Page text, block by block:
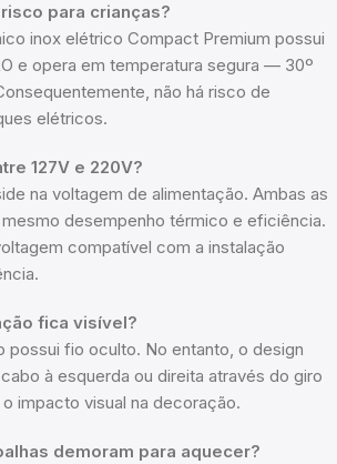
para crianças?
inox elétrico Compact Premium possui
e opera em temperatura segura — 30º
não há risco de
elétricos.
127V e 220V?
na voltagem de alimentação. Ambas as
desempenho térmico e eficiência.
compatível com a instalação
fica visível?
possui fio oculto. No entanto, o design
à esquerda ou direita através do giro
o impacto visual na decoração.
demoram para aquecer?